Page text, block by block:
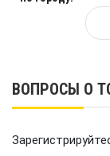
ВОПРОСЫ О